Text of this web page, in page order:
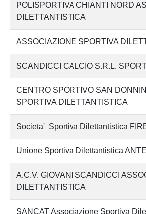
POLISPORTIVA CHIANTI NORD
DILETTANTISTICA
ASSOCIAZIONE SPORTIVA
SCANDICCI CALCIO S.R.L.
CENTRO SPORTIVO SAN
SPORTIVA DILETTANTISTICA
Societa' Sportiva Dilettantistica
Unione Sportiva Dilettantistica
A.C.V. GIOVANI SCANDICCI
DILETTANTISTICA
SANCAT Associazione Sportiva